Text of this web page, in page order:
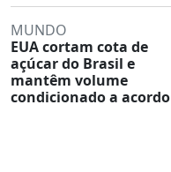
MUNDO
EUA cortam cota de
açúcar do Brasil e
mantêm volume
condicionado a acordo